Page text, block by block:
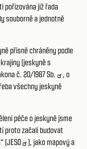
pořizována již řada
souborně a jednotně
přísně chráněny podle
(jeskyně s
č. 20/1987 Sb.
, o
všechny jeskyně
péče o jeskyně jsme
proto začali budovat
(JESO
), jako mapový a